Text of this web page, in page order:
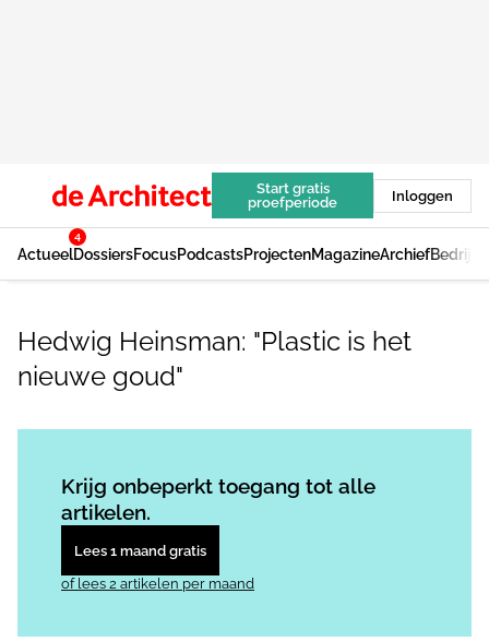
Start gratis
proefperiode
Inloggen
Actueel
4
DossiersFocusPodcastsProjectenMagazineArchief
Hedwig Heinsman: "Plastic is het
nieuwe goud"
Krijg onbeperkt toegang tot alle
artikelen.
Lees 1 maand gratis
of lees 2 artikelen per maand